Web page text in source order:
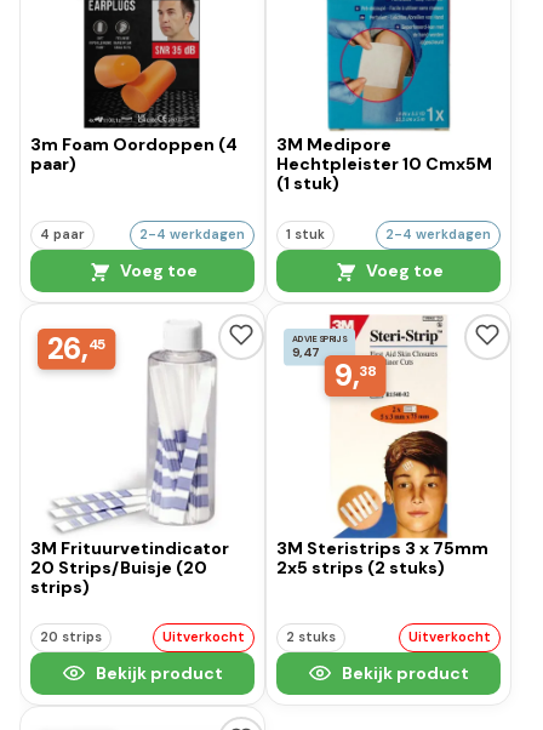
3m Foam Oordoppen (4
paar)
4 paar 2-4 werkdagen
Voeg toe
3M Medipore
Hechtpleister 10 Cmx5M
(1 stuk)
1 stuk 2-4 werkdagen
Voeg toe
26,45
3M Frituurvetindicator
20 Strips/Buisje (20
strips)
20 strips Uitverkocht
Bekijk product
ADVIESPRIJS
9,47
9,38
3M Steristrips 3 x 75mm
2x5 strips (2 stuks)
2 stuks Uitverkocht
Bekijk product